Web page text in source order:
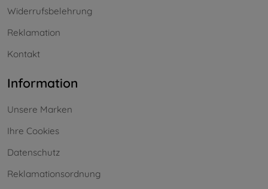
Widerrufsbelehrung
Reklamation
Kontakt
Information
Unsere Marken
Ihre Cookies
Datenschutz
Reklamationsordnung